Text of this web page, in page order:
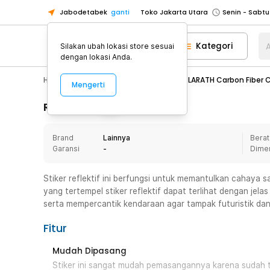
Jabodetabek ganti Toko Jakarta Utara
Toko Tangerang
Toko Cikupa
Pick n Go Jakarta Barat
Senin -
Pick n Go Bekasi
Senin - Jumat
Senin - Jumat
Senin -
Senin -
Toko Tangerang
Toko Cikupa
Pick n Go Jakarta Barat
Senin -
Kategori
Hobby Mobil LARATH Carbon Fiber
Rincian Produk
Brand
Lainnya
Garansi
-
Stiker reflektif ini berfungsi untuk memantulkan cahaya
yang tertempel stiker reflektif dapat terlihat dengan
serta mempercantik kendaraan agar tampak futuristik
Fitur
Mudah Dipasang
Stiker ini sangat mudah pemasangannya karena
Silakan ubah lokasi store sesuai
dengan lokasi Anda.
Mengerti